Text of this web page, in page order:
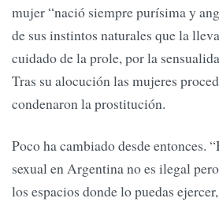
mujer “nació siempre purísima y
de sus instintos naturales que la
cuidado de la prole, por la
Tras su alocución las mujeres
condenaron la prostitución.
Poco ha cambiado desde entonces.
sexual en Argentina no es ilegal
los espacios donde lo puedas